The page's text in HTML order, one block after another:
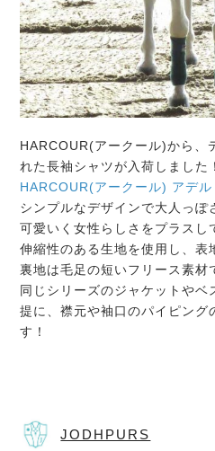
HARCOUR(アークール)から、
れた長袖シャツが入荷しました！
HARCOUR(アークール) アデ
シンプルなデザインで大人っぽ
可愛いく女性らしさをプラスし
伸縮性のある生地を使用し、表
裏地は毛足の短いフリース素材
同じシリーズのジャケットやベ
提に、襟元や袖口のパイピング
す！
JODHPURS